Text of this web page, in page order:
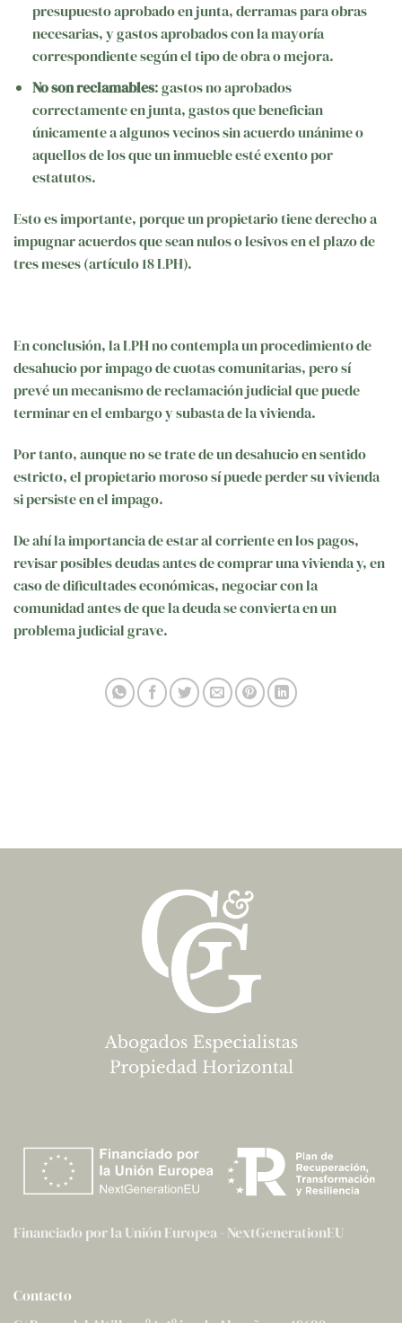
presupuesto aprobado en junta, derramas para obras
necesarias, y gastos aprobados con la mayoría
correspondiente según el tipo de obra o mejora.
No son reclamables: gastos no aprobados
correctamente en junta, gastos que benefician
únicamente a algunos vecinos sin acuerdo unánime o
aquellos de los que un inmueble esté exento por
estatutos.
Esto es importante, porque un propietario tiene derecho a
impugnar acuerdos que sean nulos o lesivos en el plazo de
tres meses (artículo 18 LPH).
En conclusión, la LPH no contempla un procedimiento de
desahucio por impago de cuotas comunitarias, pero sí
prevé un mecanismo de reclamación judicial que puede
terminar en el embargo y subasta de la vivienda.
Por tanto, aunque no se trate de un desahucio en sentido
estricto, el propietario moroso sí puede perder su vivienda
si persiste en el impago.
De ahí la importancia de estar al corriente en los pagos,
revisar posibles deudas antes de comprar una vivienda y, en
caso de dificultades económicas, negociar con la
comunidad antes de que la deuda se convierta en un
problema judicial grave.
Financiado por la Unión Europea - NextGenerationEU
Contacto